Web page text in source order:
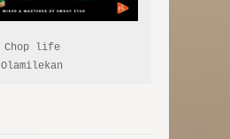
Chop life
Olamilekan